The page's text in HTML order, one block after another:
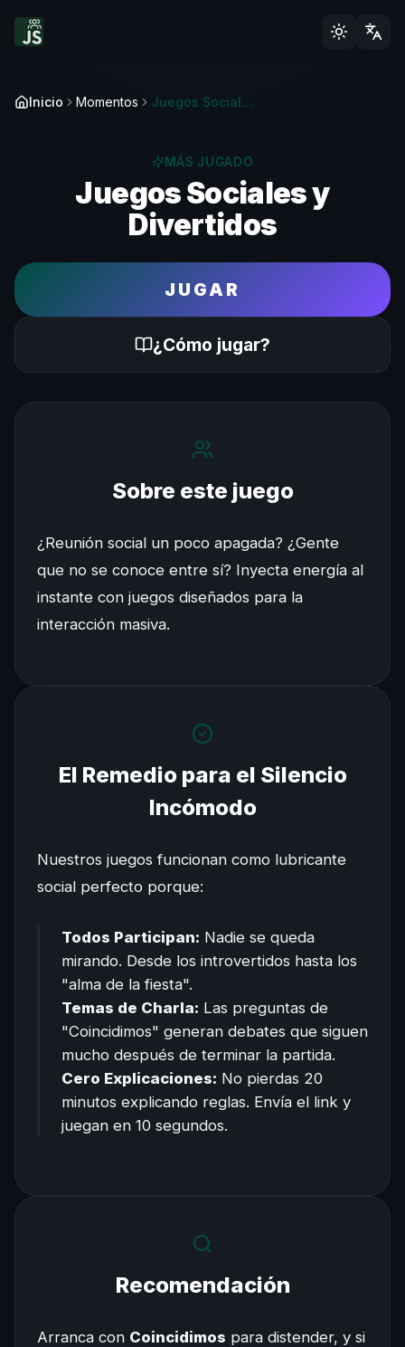
Inicio Momentos Juegos Sociales Para Grupos Y Juntadas
MÁS JUGADO
Juegos Sociales y
Divertidos
JUGAR
¿Cómo jugar?
Sobre este juego
¿Reunión social un poco apagada? ¿Gente
que no se conoce entre sí? Inyecta energía al
instante con juegos diseñados para la
interacción masiva.
El Remedio para el Silencio
Incómodo
Nuestros juegos funcionan como lubricante
social perfecto porque:
Todos Participan: Nadie se queda
mirando. Desde los introvertidos hasta los
"alma de la fiesta".
Temas de Charla: Las preguntas de
"Coincidimos" generan debates que siguen
mucho después de terminar la partida.
Cero Explicaciones: No pierdas 20
minutos explicando reglas. Envía el link y
juegan en 10 segundos.
Recomendación
Arranca con Coincidimos para distender, y si